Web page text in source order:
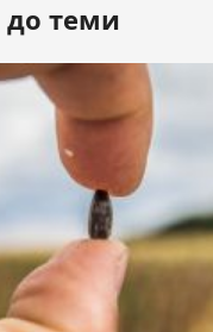
до теми